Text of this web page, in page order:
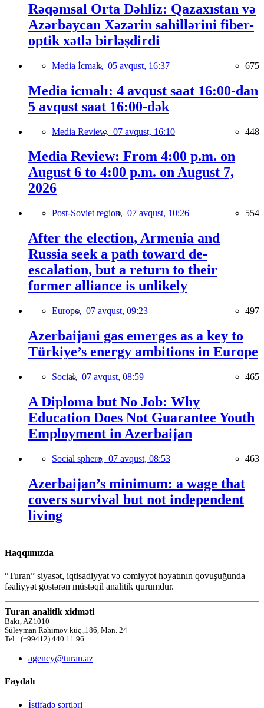
Rəqəmsal Orta Dəhliz: Qazaxıstan və
Azərbaycan Xəzərin sahillərini fiber-
optik xətlə birləşdirdi
Media İcmalı, 05 avqust, 16:37 675
Media icmalı: 4 avqust saat 16:00-dan
5 avqust saat 16:00-dək
Media Review, 07 avqust, 16:10 448
Media Review: From 4:00 p.m. on
August 6 to 4:00 p.m. on August 7,
2026
Post-Soviet region, 07 avqust, 10:26 554
After the election, Armenia and
Russia seek a path toward de-
escalation, but a return to their
former alliance is unlikely
Europe, 07 avqust, 09:23 497
Azerbaijani gas emerges as a key to
Türkiye’s energy ambitions in Europe
Social, 07 avqust, 08:59 465
A Diploma but No Job: Why
Education Does Not Guarantee Youth
Employment in Azerbaijan
Social sphere, 07 avqust, 08:53 463
Azerbaijan’s minimum: a wage that
covers survival but not independent
living
Haqqımızda
“Turan” siyasət, iqtisadiyyat və cəmiyyət həyatının qovuşuğunda
fəaliyyət göstərən müstəqil analitik qurumdur.
Turan analitik xidməti
Bakı, AZ1010
Süleyman Rəhimov küç.,186, Mən. 24
Tel.: (+99412) 440 11 96
agency@turan.az
Faydalı
İstifadə şərtləri